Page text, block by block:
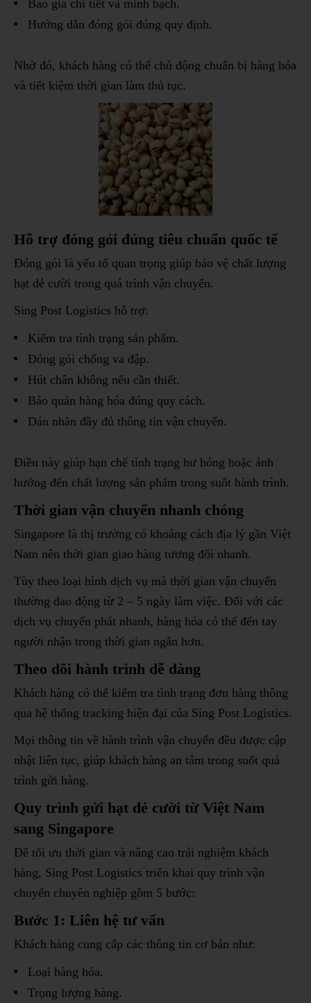
Báo giá chi tiết và minh bạch.
Hướng dẫn đóng gói đúng quy định.
Nhờ đó, khách hàng có thể chủ động chuẩn bị hàng hóa
và tiết kiệm thời gian làm thủ tục.
Hỗ trợ đóng gói đúng tiêu chuẩn quốc tế
Đóng gói là yếu tố quan trọng giúp bảo vệ chất lượng
hạt dẻ cười trong quá trình vận chuyển.
Sing Post Logistics hỗ trợ:
Kiểm tra tình trạng sản phẩm.
Đóng gói chống va đập.
Hút chân không nếu cần thiết.
Bảo quản hàng hóa đúng quy cách.
Dán nhãn đầy đủ thông tin vận chuyển.
Điều này giúp hạn chế tình trạng hư hỏng hoặc ảnh
hưởng đến chất lượng sản phẩm trong suốt hành trình.
Thời gian vận chuyển nhanh chóng
Singapore là thị trường có khoảng cách địa lý gần Việt
Nam nên thời gian giao hàng tương đối nhanh.
Tùy theo loại hình dịch vụ mà thời gian vận chuyển
thường dao động từ 2 – 5 ngày làm việc. Đối với các
dịch vụ chuyển phát nhanh, hàng hóa có thể đến tay
người nhận trong thời gian ngắn hơn.
Theo dõi hành trình dễ dàng
Khách hàng có thể kiểm tra tình trạng đơn hàng thông
qua hệ thống tracking hiện đại của Sing Post Logistics.
Mọi thông tin về hành trình vận chuyển đều được cập
nhật liên tục, giúp khách hàng an tâm trong suốt quá
trình gửi hàng.
Quy trình gửi hạt dẻ cười từ Việt Nam
sang Singapore
Để tối ưu thời gian và nâng cao trải nghiệm khách
hàng, Sing Post Logistics triển khai quy trình vận
chuyển chuyên nghiệp gồm 5 bước:
Bước 1: Liên hệ tư vấn
Khách hàng cung cấp các thông tin cơ bản như:
Loại hàng hóa.
Trọng lượng hàng.